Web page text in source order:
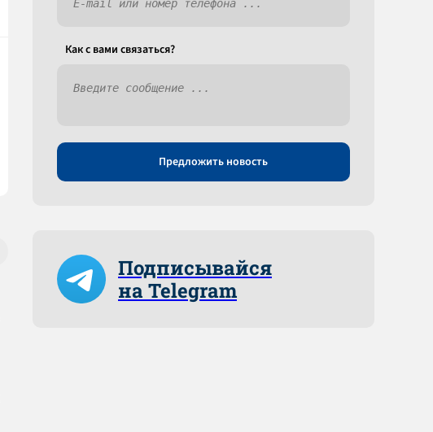
Как c вами связаться?
Предложить новость
Подписывайся
на Telegram